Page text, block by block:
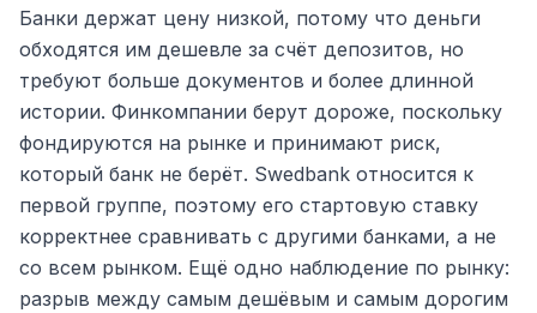
Банки держат цену низкой, потому что деньги
обходятся им дешевле за счёт депозитов, но
требуют больше документов и более длинной
истории. Финкомпании берут дороже, поскольку
фондируются на рынке и принимают риск,
который банк не берёт. Swedbank относится к
первой группе, поэтому его стартовую ставку
корректнее сравнивать с другими банками, а не
со всем рынком. Ещё одно наблюдение по рынку:
разрыв между самым дешёвым и самым дорогим